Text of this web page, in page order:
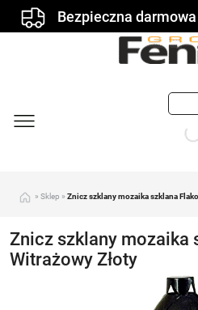
Bezpieczna darmowa
» Sklep » Znicz szklany mozaika szklana
Znicz szklany mozaika
Witrażowy Złoty